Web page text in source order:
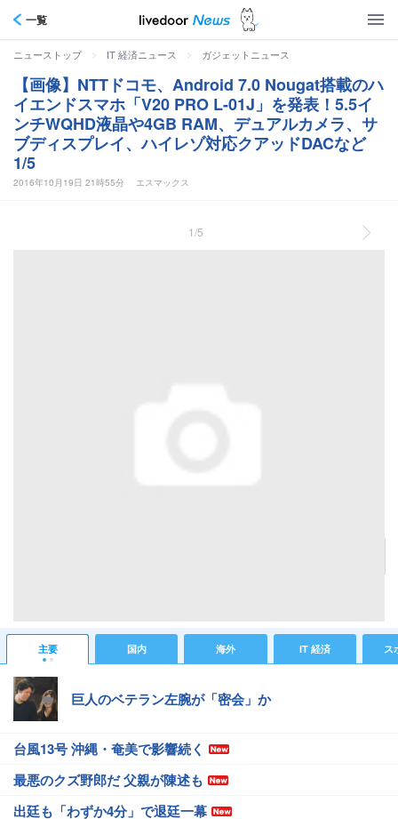
一覧
ニューストップ > IT 経済ニュース > ガジェットニュース
【画像】NTTドコモ、Android 7.0 Nougat搭載のハ
イエンドスマホ「V20 PRO L-01J」を発表！5.5イ
ンチWQHD液晶や4GB RAM、デュアルカメラ、サ
ブディスプレイ、ハイレゾ対応クアッドDACなど
1/5
2016年10月19日 21時55分 エスマックス
1/5
主要 国内 海外 IT 経済 ス
巨人のベテラン左腕が「密会」か
台風13号 沖縄・奄美で影響続く
最悪のクズ野郎だ 父親が陳述も
出廷も「わずか4分」で退廷一幕